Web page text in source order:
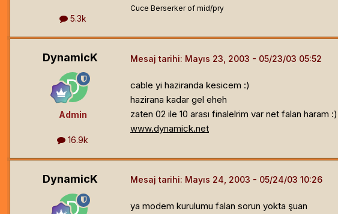
5.3k
Cuce Berserker of mid/pry
DynamicK
Admin
16.9k
Mesaj tarihi: Mayıs 23, 2003
cable yi haziranda kesicem :)
hazirana kadar gel eheh
zaten 02 ile 10 arası finalelrim var net falan haram
www.dynamick.net
DynamicK Mesaj tarihi: Mayıs 24, 2003
ya modem kurulumu falan sorun yokta şuan